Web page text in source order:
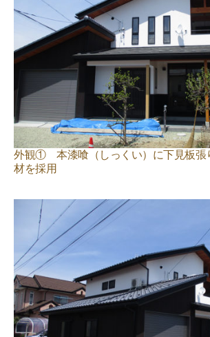
外観① 本漆喰（しっくい）に下見板張
材を採用